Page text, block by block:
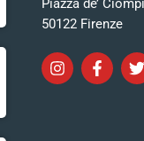
Piazza de’
50122 Firenze